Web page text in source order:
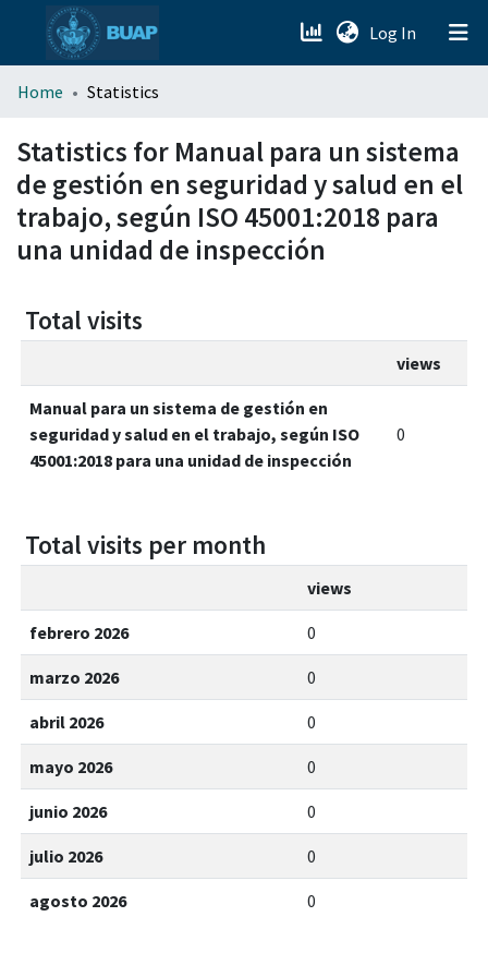
Log In (current)
menu.section.about_menu
All of DSpace
Home Statistics
Statistics for Manual para un sistema
de gestión en seguridad y salud en el
trabajo, según ISO 45001:2018 para
una unidad de inspección
Total visits
views
Manual para un sistema de gestión en
seguridad y salud en el trabajo, según ISO
45001:2018 para una unidad de inspección
0
Total visits per month
views
febrero 2026 0
marzo 2026 0
abril 2026 0
mayo 2026 0
junio 2026 0
julio 2026 0
agosto 2026 0